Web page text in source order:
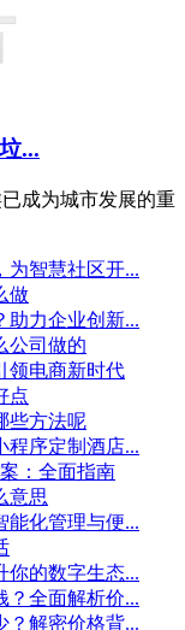
...
成为城市发展的重
为智慧社区开...
做
助力企业创新...
公司做的
领电商新时代
点
些方法呢
程序定制酒店...
：全面指南
意思
能化管理与便...
你的数字生态...
？全面解析价...
？解密价格背...